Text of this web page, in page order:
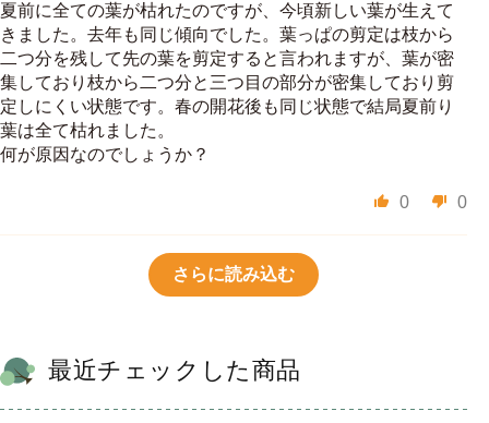
夏前に全ての葉が枯れたのですが、今頃新しい葉が生えて
きました。去年も同じ傾向でした。葉っぱの剪定は枝から
二つ分を残して先の葉を剪定すると言われますが、葉が密
集しており枝から二つ分と三つ目の部分が密集しており剪
定しにくい状態です。春の開花後も同じ状態で結局夏前り
葉は全て枯れました。
何が原因なのでしょうか？
0 0
さらに読み込む
最近チェックした商品